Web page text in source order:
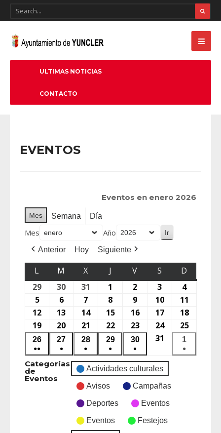
ULTIMAS NOTICIAS
CONTACTO
EVENTOS
Eventos en enero 2026
Mes Semana Día
Mes Año
Anterior Hoy Siguiente
L M X J V S
D
29
30 31 1 2 3
4
5
6 7 8 9 10
11
12
13 14 15 16 17
18
19
20 21 22 23 24 25
26
●●
27
●
28
●
29
●
30
●
31 1
●
Categorías
de
Eventos
Actividades culturales
Avisos Campañas
Deportes Eventos
Eventos Festejos